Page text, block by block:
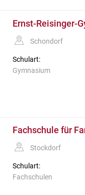
Ernst-Reisinger-
Schondorf
Schulart:
Gymnasium
Fachschule für
Stockdorf
Schulart:
Fachschulen